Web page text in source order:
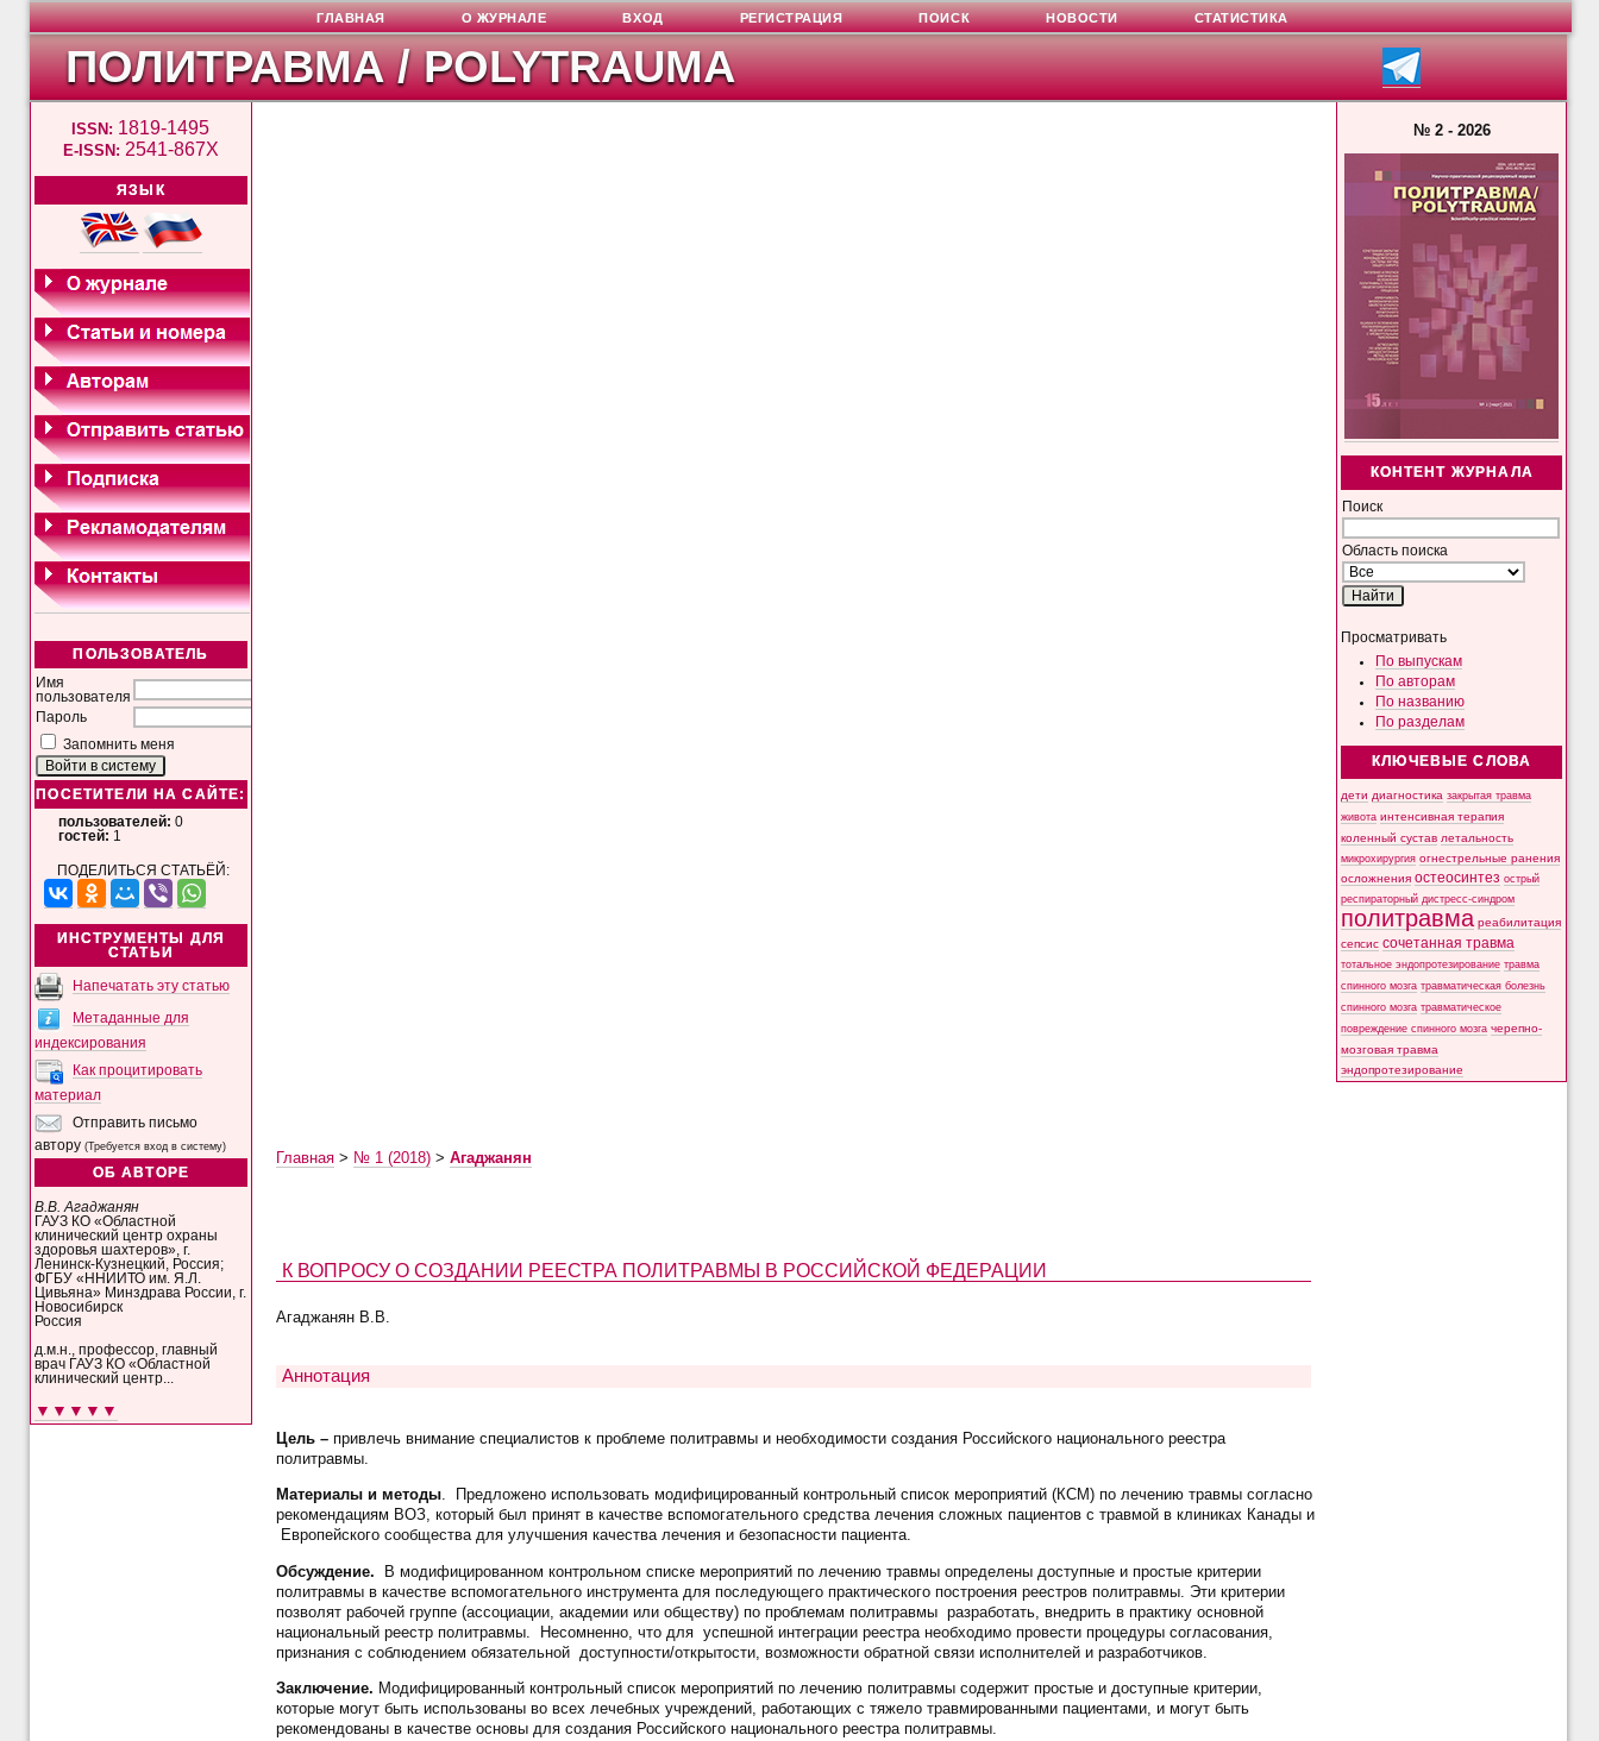
ПОЛИТРАВМА / POLYTRAUMA
ISSN: 1819-1495
E-ISSN: 2541-867X
ЯЗЫК
ПОЛЬЗОВАТЕЛЬ
Имя
пользователя
Пароль
Запомнить меня
ПОСЕТИТЕЛИ НА САЙТЕ:
пользователей: 0
гостей: 1
ПОДЕЛИТЬСЯ СТАТЬЁЙ:
ИНСТРУМЕНТЫ ДЛЯ
СТАТЬИ
Напечатать эту статью
Метаданные для
индексирования
Как процитировать
материал
Отправить письмо
автору(Требуется вход в систему)
ОБ АВТОРЕ
В.В. Агаджанян
ГАУЗ КО «Областной
клинический центр охраны
здоровья шахтеров», г.
Ленинск-Кузнецкий, Россия;
ФГБУ «ННИИТО им. Я.Л.
Цивьяна» Минздрава России, г.
Новосибирск
Россия
д.м.н., профессор, главный
врач ГАУЗ КО «Областной
клинический центр...
▼▼▼▼▼
№ 2 - 2026
КОНТЕНТ ЖУРНАЛА
Поиск
Область поиска
Просматривать
По выпускам
По авторам
По названию
По разделам
КЛЮЧЕВЫЕ СЛОВА
дети диагностика закрытая травма
живота интенсивная терапия
коленный сустав летальность
микрохирургия огнестрельные ранения
осложнения остеосинтез острый
респираторный дистресс-синдром
политравма реабилитация
сепсис сочетанная травма
тотальное эндопротезирование травма
спинного мозга травматическая болезнь
спинного мозга травматическое
повреждение спинного мозга черепно-
мозговая травма
эндопротезирование
ГЛАВНАЯ О ЖУРНАЛЕ ВХОД РЕГИСТРАЦИЯ ПОИСК НОВОСТИ СТАТИСТИКА
Главная> № 1 (2018)> Агаджанян
К ВОПРОСУ О СОЗДАНИИ РЕЕСТРА ПОЛИТРАВМЫ В РОССИЙСКОЙ ФЕДЕРАЦИИ
Агаджанян В.В.
Аннотация
Цель – привлечь внимание специалистов к проблеме политравмы и необходимости создания Российского национального реестра
политравмы.
Материалы и методы. Предложено использовать модифицированный контрольный список мероприятий (КСМ) по лечению травмы согласно
рекомендациям ВОЗ, который был принят в качестве вспомогательного средства лечения сложных пациентов с травмой в клиниках Канады и
Европейского сообщества для улучшения качества лечения и безопасности пациента.
Обсуждение. В модифицированном контрольном списке мероприятий по лечению травмы определены доступные и простые критерии
политравмы в качестве вспомогательного инструмента для последующего практического построения реестров политравмы. Эти критерии
позволят рабочей группе (ассоциации, академии или обществу) по проблемам политравмы разработать, внедрить в практику основной
национальный реестр политравмы. Несомненно, что для успешной интеграции реестра необходимо провести процедуры согласования,
признания с соблюдением обязательной доступности/открытости, возможности обратной связи исполнителей и разработчиков.
Заключение. Модифицированный контрольный список мероприятий по лечению политравмы содержит простые и доступные критерии,
которые могут быть использованы во всех лечебных учреждений, работающих с тяжело травмированными пациентами, и могут быть
рекомендованы в качестве основы для создания Российского национального реестра политравмы.